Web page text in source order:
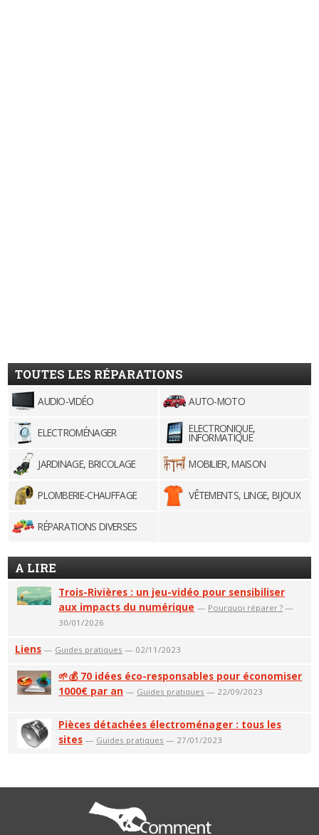
TOUTES LES RÉPARATIONS
AUDIO-VIDÉO AUTO-MOTO
ELECTROMÉNAGER ELECTRONIQUE,
INFORMATIQUE
JARDINAGE, BRICOLAGE
MOBILIER, MAISON
PLOMBERIE-CHAUFFAGE VÊTEMENTS, LINGE, BIJOUX
RÉPARATIONS DIVERSES
A LIRE
Trois-Rivières : un jeu-vidéo pour sensibiliser
aux impacts du numérique — Pourquoi réparer ? —
30/01/2026
Liens — Guides pratiques — 02/11/2023
🌱💰 70 idées éco-responsables pour économiser
1000€ par an — Guides pratiques — 22/09/2023
Pièces détachées électroménager : tous les
sites — Guides pratiques — 27/01/2023